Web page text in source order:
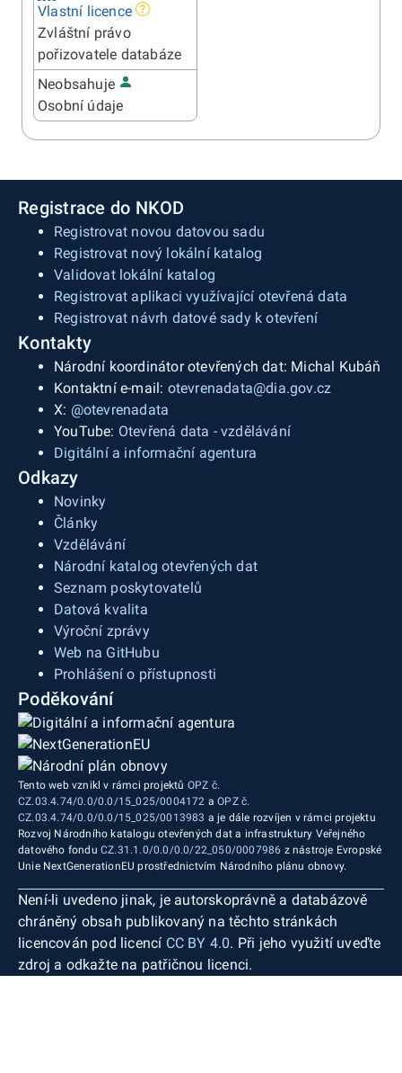
Vlastní licence
Zvláštní právo
pořizovatele databáze
Neobsahuje
Osobní údaje
Registrace do NKOD
Registrovat novou datovou sadu
Registrovat nový lokální katalog
Validovat lokální katalog
Registrovat aplikaci využívající otevřená data
Registrovat návrh datové sady k otevření
Kontakty
Národní koordinátor otevřených dat: Michal Kubáň
Kontaktní e-mail: otevrenadata@dia.gov.cz
X: @otevrenadata
YouTube: Otevřená data - vzdělávání
Digitální a informační agentura
Odkazy
Novinky
Články
Vzdělávání
Národní katalog otevřených dat
Seznam poskytovatelů
Datová kvalita
Výroční zprávy
Web na GitHubu
Prohlášení o přístupnosti
Poděkování
Tento web vznikl v rámci projektů OPZ č.
CZ.03.4.74/0.0/0.0/15_025/0004172 aOPZ č.
CZ.03.4.74/0.0/0.0/15_025/0013983 a je dále rozvíjen v rámci projektu
Rozvoj Národního katalogu otevřených dat a infrastruktury Veřejného
datového fondu CZ.31.1.0/0.0/0.0/22_050/0007986 z nástroje Evropské
Unie NextGenerationEU prostřednictvím Národního plánu obnovy.
Není-li uvedeno jinak, je autorskoprávně a databázově
chráněný obsah publikovaný na těchto stránkách
licencován pod licencí CC BY 4.0. Při jeho využití uveďte
zdroj a odkažte na patřičnou licenci.